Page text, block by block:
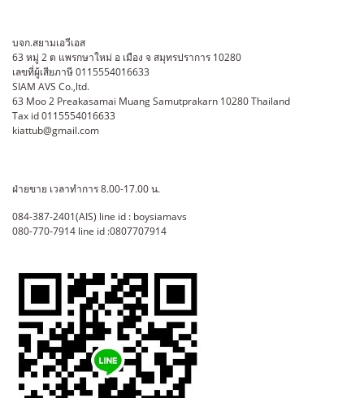
บจก.สยามเอวีเอส
63 หมู่ 2 ต แพรกษาใหม่ อ เมือง จ สมุทรปราการ 10280
เลขที่ผู้เสียภาษี 0115554016633
SIAM AVS Co.,ltd.
63 Moo 2 Preakasamai Muang Samutprakarn 10280 Thailand
Tax id 0115554016633
kiattub@gmail.com
ฝ่ายขาย เวลาทำการ 8.00-17.00 น.
084-387-2401(AIS) line id : boysiamavs
080-770-7914 line id :0807707914